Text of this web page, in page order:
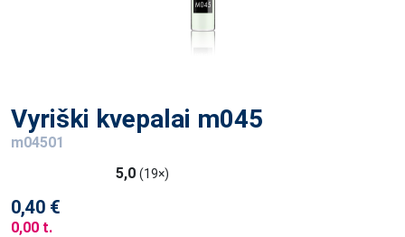
Vyriški kvepalai m045
m04501
5,0 (19×)
0,40 €
0,00 t.